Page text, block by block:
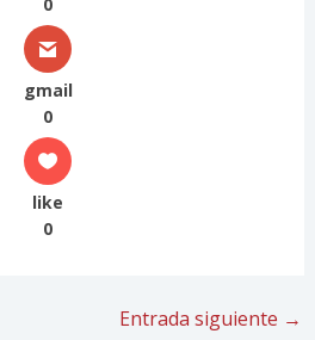
gmail
0
like
0
Entrada siguiente →